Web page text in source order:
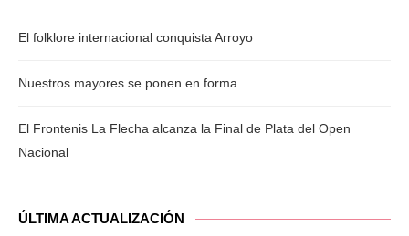
El folklore internacional conquista Arroyo
Nuestros mayores se ponen en forma
El Frontenis La Flecha alcanza la Final de Plata del Open
Nacional
ÚLTIMA ACTUALIZACIÓN